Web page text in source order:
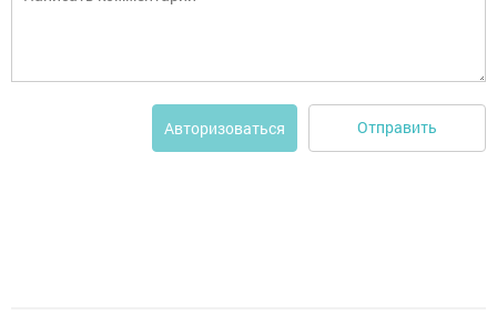
Авторизоваться Отправить